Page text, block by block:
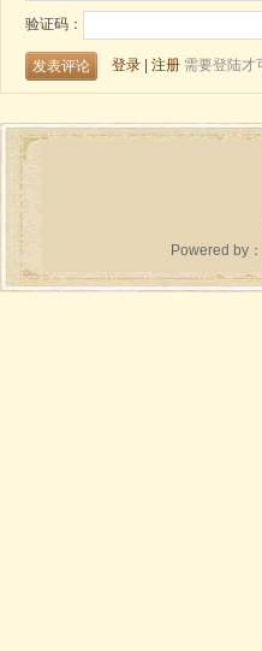
Powered by：